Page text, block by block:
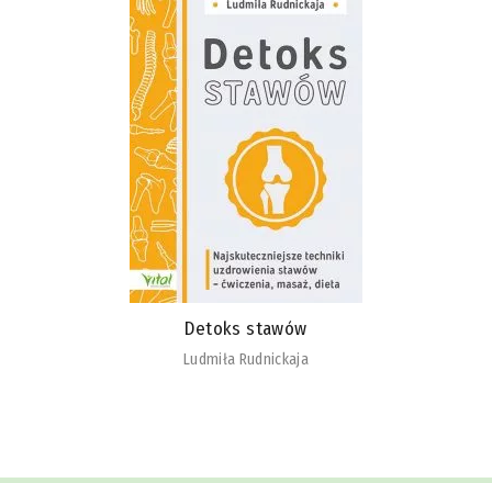
Detoks stawów
Ludmiła Rudnickaja